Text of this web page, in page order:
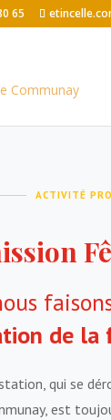
65
ACTIVITÉ
de la
qui se
est